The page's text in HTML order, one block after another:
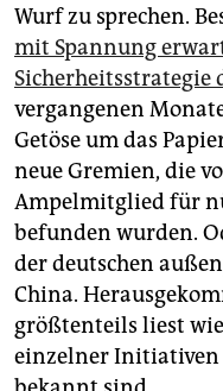
epaper login
Wurf zu sprechen.
mit Spannung
Sicherheitsstrategie
vergangenen
Getöse um das
neue Gremien, die
Ampelmitglied für
befunden wurden.
der deutschen
China.
größtenteils liest
einzelner